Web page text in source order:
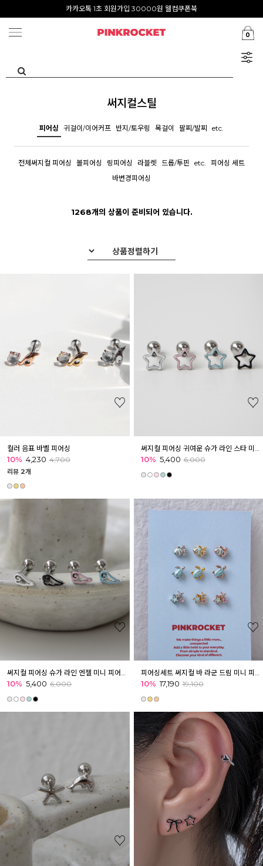
첫구매 특가존 50%
0
써지컬스틸
피어싱 귀걸이/이어커프 반지/토우링 목걸이 팔찌/발찌 etc.
전체써지컬 피어싱 볼피어싱 링피어싱 라블렛 드롭/투핀 etc. 피어싱 세트
바변경피어싱
1268개의 상품이 준비되어 있습니다.
컬러 음표 바벨 피어싱
10% 4,230 4,700
리뷰 2개
10% 5,400 6,000
써지컬 피어싱 슈가 라인 엔젤 미니 피어싱 귓볼 아웃컨츠 귓바퀴 키치
10% 5,400 6,000
피어싱세트 써지컬 바 라군 드림 미니 피어싱 [3개] 마린
10% 17,190 19,100